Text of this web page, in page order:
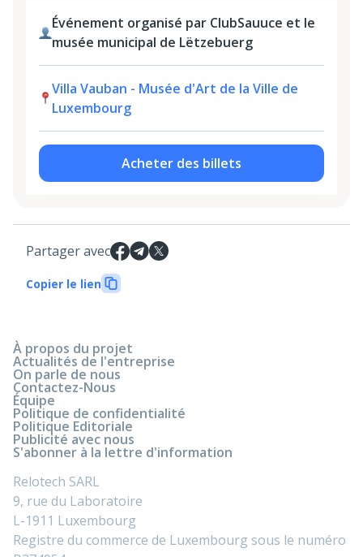
Événement organisé par ClubSauuce et le
musée municipal de Lëtzebuerg
Villa Vauban - Musée d'Art de la Ville de
Luxembourg
Acheter des billets
Partager avec
Copier le lien
À propos du projet
Actualités de l'entreprise
On parle de nous
Contactez-Nous
Équipe
Politique de confidentialité
Politique Editoriale
Publicité avec nous
S'abonner à la lettre d'information
Relotech SARL
9, rue du Laboratoire
L-1911 Luxembourg
Registre du commerce de Luxembourg sous le numéro